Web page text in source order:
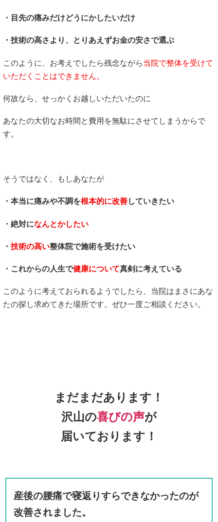
・目先の痛みだけどうにかしたいだけ
・技術の高さより、とりあえずお金の安さで選ぶ
このように、お考えでしたら残念ながら当院で整体を受けて
いただくことはできません。
何故なら、せっかくお越しいただいたのに
あなたの大切なお時間と費用を無駄にさせてしまうからで
す。
そうではなく、もしあなたが
・本当に痛みや不調を根本的に改善していきたい
・絶対になんとかしたい
・ 技術の高い整体院で施術を受けたい
・これからの人生で健康について真剣に考えている
このように考えておられるようでしたら、当院はまさにあな
たの探し求めてきた場所です。ぜひ一度ご相談ください。
まだまだあります！
沢山の喜びの声が
届いております！
産後の腰痛で寝返りすらできなかったのが
改善されました。